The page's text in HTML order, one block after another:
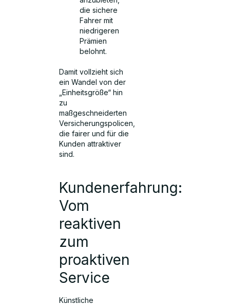
die sichere
Fahrer mit
niedrigeren
Prämien
belohnt.
Damit vollzieht sich
ein Wandel von der
„Einheitsgröße“ hin
zu
maßgeschneiderten
Versicherungspolicen,
die fairer und für die
Kunden attraktiver
sind.
Kundenerfahrung:
Vom
reaktiven
zum
proaktiven
Service
Künstliche